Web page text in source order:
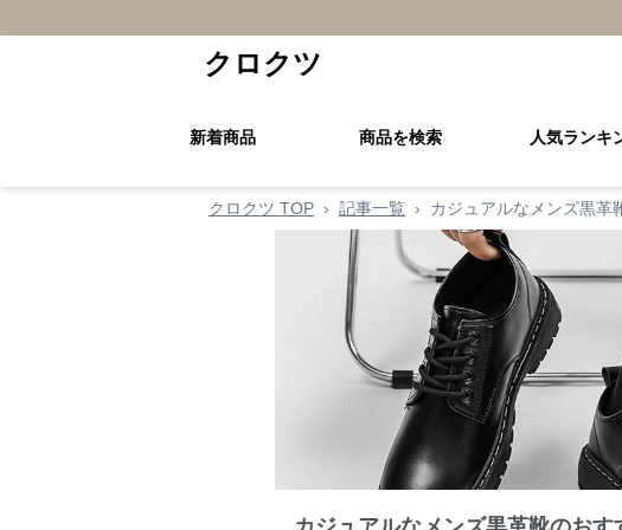
クロクツ
新着商品 商品を検索 人気ランキ
クロクツ TOP › 記事一覧 › カジュアルなメンズ黒革